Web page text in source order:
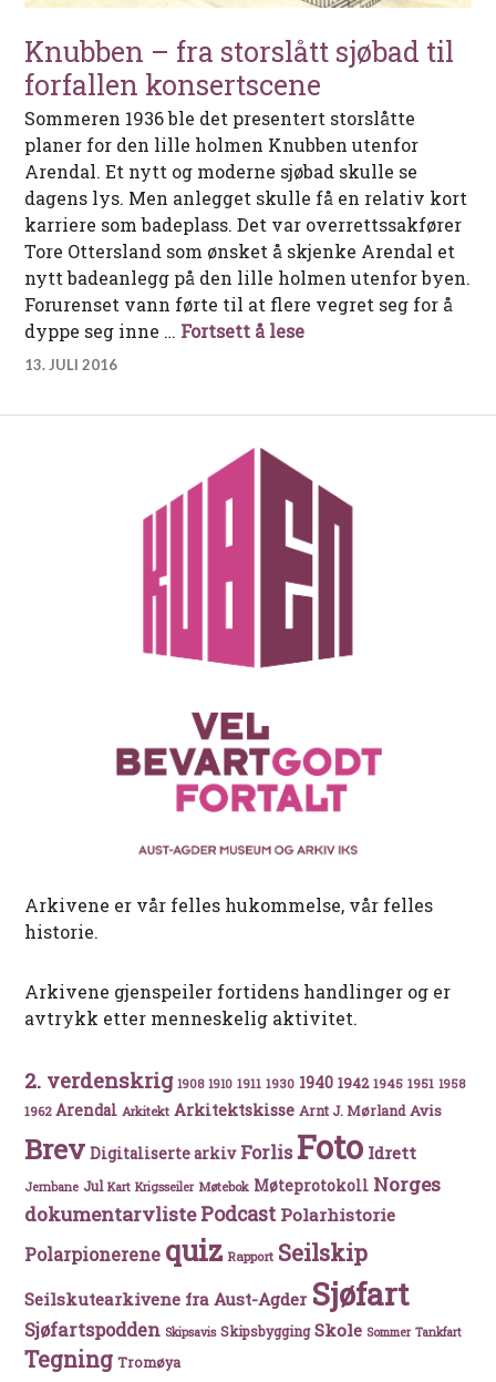
Knubben – fra storslått sjøbad til
forfallen konsertscene
Sommeren 1936 ble det presentert storslåtte
planer for den lille holmen Knubben utenfor
Arendal. Et nytt og moderne sjøbad skulle se
dagens lys. Men anlegget skulle få en relativ kort
karriere som badeplass. Det var overrettssakfører
Tore Ottersland som ønsket å skjenke Arendal et
nytt badeanlegg på den lille holmen utenfor byen.
Forurenset vann førte til at flere vegret seg for å
dyppe seg inne … Fortsett å leseKnubben – fra
13. JULI 2016
Arkivene er vår felles hukommelse, vår felles
historie.
Arkivene gjenspeiler fortidens handlinger og er
avtrykk etter menneskelig aktivitet.
2. verdenskrig 1908 1910 1911 1930 1940 1942 1945 1951 1958
1962 Arendal Arkitekt Arkitektskisse Arnt J. Mørland Avis
Brev Digitaliserte arkiv Forlis Foto Idrett
Jernbane Jul Kart Krigsseiler Møtebok Møteprotokoll Norges
dokumentarvlistePodcast Polarhistorie
Polarpionerene quiz Rapport Seilskip
Seilskutearkivene fra Aust-Agder Sjøfart
Sjøfartspodden Skipsavis Skipsbygging Skole Sommer Tankfart
Tegning Tromøya